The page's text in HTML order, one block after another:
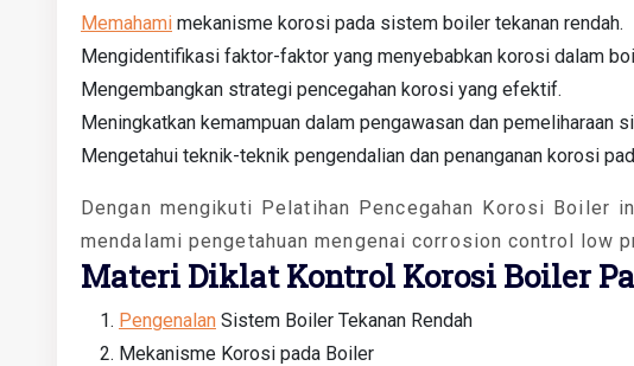
Memahami mekanisme korosi pada sistem boiler tekanan rendah.
Mengidentifikasi faktor-faktor yang menyebabkan korosi dalam
Mengembangkan strategi pencegahan korosi yang efektif.
Meningkatkan kemampuan dalam pengawasan dan pemeliharaan
Mengetahui teknik-teknik pengendalian dan penanganan korosi
Dengan mengikuti Pelatihan Pencegahan Korosi Boiler
mendalami pengetahuan mengenai corrosion control low
Materi Diklat Kontrol Korosi Boiler
Pengenalan Sistem Boiler Tekanan Rendah
Mekanisme Korosi pada Boiler